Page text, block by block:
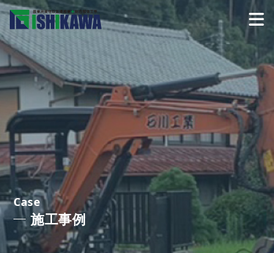
Case
施工事例